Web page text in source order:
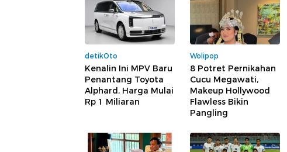
detikOto
Kenalin Ini MPV Baru
Penantang Toyota
Alphard, Harga Mulai
Rp 1 Miliaran
Wolipop
8 Potret Pernikahan
Cucu Megawati,
Makeup Hollywood
Flawless Bikin
Pangling